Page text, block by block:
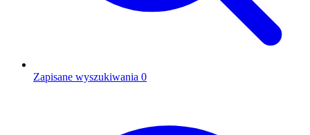
Zapisane wyszukiwania 0